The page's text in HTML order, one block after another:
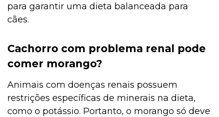
para garantir uma dieta balanceada para
cães.
Cachorro com problema renal pode
comer morango?
Animais com doenças renais possuem
restrições específicas de minerais na dieta,
como o potássio. Portanto, o morango só deve